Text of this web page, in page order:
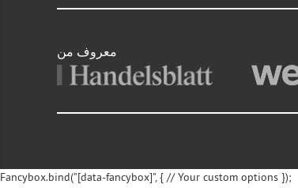
معروف من
Fancybox.bind("[data-fancybox]", { // Your custom options });